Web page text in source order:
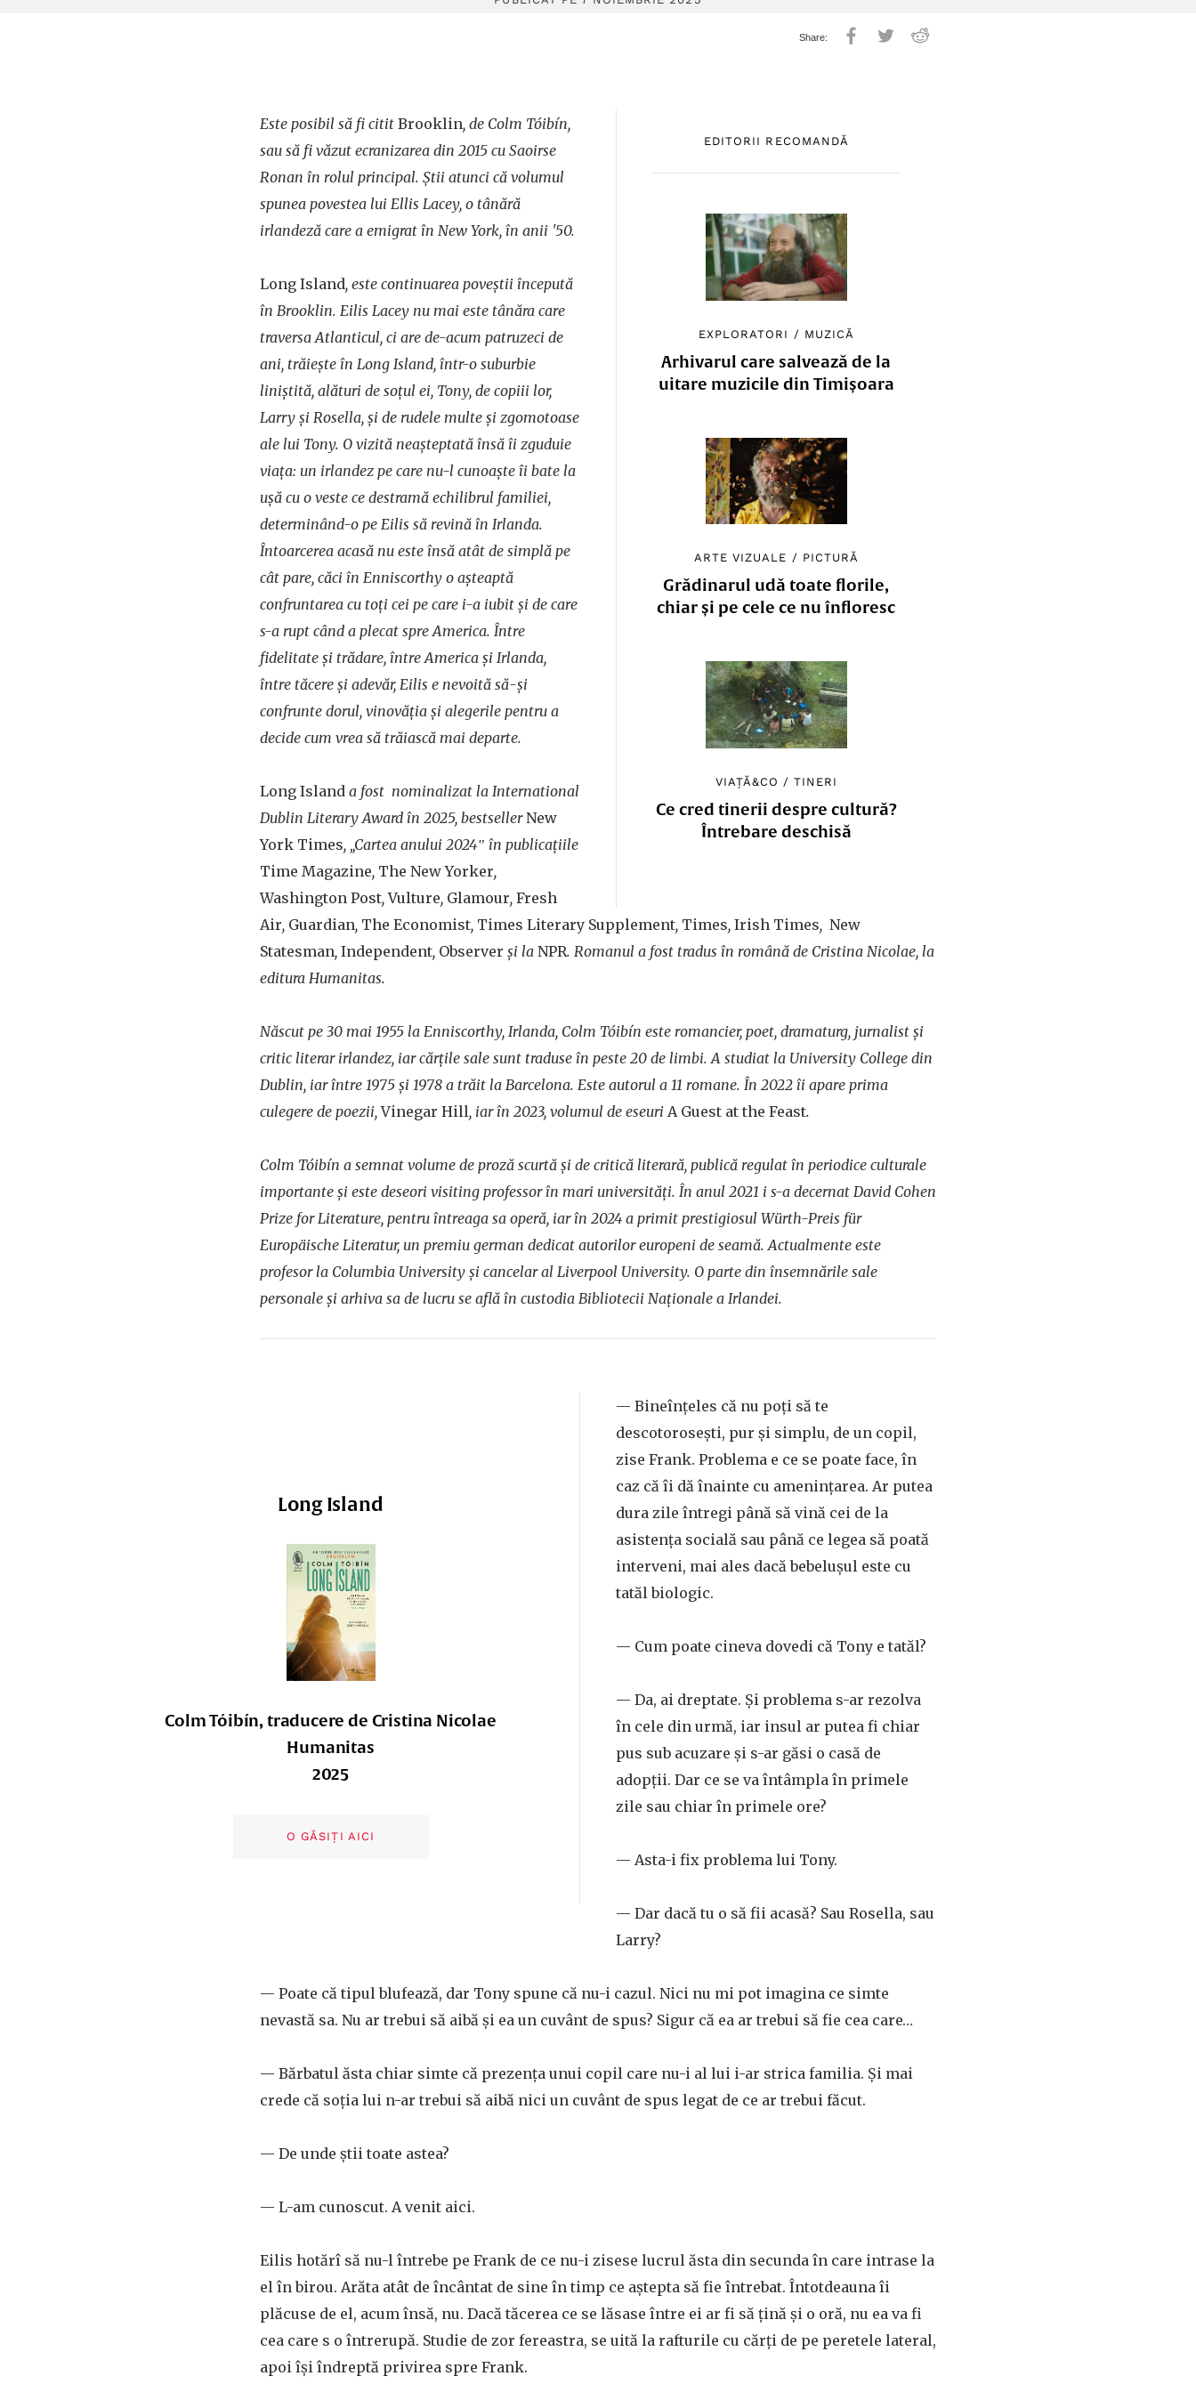
EDITORII RECOMANDĂ
EXPLORATORI / MUZICĂ
Arhivarul care salvează de la
uitare muzicile din Timișoara
ARTE VIZUALE / PICTURĂ
Grădinarul udă toate florile,
chiar și pe cele ce nu înfloresc
VIAȚĂ&CO /TINERI
Ce cred tinerii despre cultură?
Întrebare deschisă
Este posibil să fi citit Brooklin, de Colm Tóibín,
sau să fi văzut ecranizarea din 2015 cu Saoirse
Ronan în rolul principal. Știi atunci că volumul
spunea povestea lui Ellis Lacey, o tânără
irlandeză care a emigrat în New York, în anii '50.
Long Island, este continuarea poveștii începută
în Brooklin. Eilis Lacey nu mai este tânăra care
traversa Atlanticul, ci are de-acum patruzeci de
ani, trăiește în Long Island, într-o suburbie
liniștită, alături de soțul ei, Tony, de copiii lor,
Larry și Rosella, și de rudele multe și zgomotoase
ale lui Tony. O vizită neașteptată însă îi zguduie
viața: un irlandez pe care nu-l cunoaște îi bate la
ușă cu o veste ce destramă echilibrul familiei,
determinând-o pe Eilis să revină în Irlanda.
Întoarcerea acasă nu este însă atât de simplă pe
cât pare, căci în Enniscorthy o așteaptă
confruntarea cu toți cei pe care i-a iubit și de care
s-a rupt când a plecat spre America. Între
fidelitate și trădare, între America și Irlanda,
între tăcere și adevăr, Eilis e nevoită să-și
confrunte dorul, vinovăția și alegerile pentru a
decide cum vrea să trăiască mai departe.
Long Island a fost nominalizat la International
Dublin Literary Award în 2025, bestsellerNew
York Times, „Cartea anului 2024‟ în publicațiile
Time Magazine, The New Yorker,
Washington Post,Vulture, Glamour, Fresh
Air, Guardian, The Economist, Times Literary Supplement, Times, Irish Times, New
Statesman, Independent, Observer și la NPR. Romanul a fost tradus în română de Cristina Nicolae, la
editura Humanitas.
Născut pe 30 mai 1955 la Enniscorthy, Irlanda, Colm Tóibín este romancier, poet, dramaturg, jurnalist și
critic literar irlandez, iar cărțile sale sunt traduse în peste 20 de limbi. A studiat la University College din
Dublin, iar între 1975 și 1978 a trăit la Barcelona. Este autorul a 11 romane. În 2022 îi apare prima
culegere de poezii,Vinegar Hill, iar în 2023, volumul de eseuri A Guest at the Feast.
Colm Tóibín a semnat volume de proză scurtă și de critică literară, publică regulat în periodice culturale
importante și este deseori visiting professor în mari universități. În anul 2021 i s-a decernat David Cohen
Prize for Literature, pentru întreaga sa operă, iar în 2024 a primit prestigiosul Würth-Preis für
Europäische Literatur, un premiu german dedicat autorilor europeni de seamă. Actualmente este
profesor la Columbia University și cancelar al Liverpool University. O parte din însemnările sale
personale și arhiva sa de lucru se află în custodia Bibliotecii Naționale a Irlandei.
Long Island
Colm Tóibín, traducere de Cristina Nicolae
Humanitas
2025
O GĂSIȚI AICI
— Bineînțeles că nu poți să te
descotorosești, pur și simplu, de un copil,
zise Frank. Problema e ce se poate face, în
caz că îi dă înainte cu amenințarea. Ar putea
dura zile întregi până să vină cei de la
asistența socială sau până ce legea să poată
interveni, mai ales dacă bebelușul este cu
tatăl biologic.
— Cum poate cineva dovedi că Tony e tatăl?
— Da, ai dreptate. Și problema s-ar rezolva
în cele din urmă, iar insul ar putea fi chiar
pus sub acuzare și s-ar găsi o casă de
adopții. Dar ce se va întâmpla în primele
zile sau chiar în primele ore?
— Asta-i fix problema lui Tony.
— Dar dacă tu o să fii acasă? Sau Rosella, sau
Larry?
— Poate că tipul blufează, dar Tony spune că nu-i cazul. Nici nu mi pot imagina ce simte
nevastă sa. Nu ar trebui să aibă și ea un cuvânt de spus? Sigur că ea ar trebui să fie cea care…
— Bărbatul ăsta chiar simte că prezența unui copil care nu-i al lui i-ar strica familia. Și mai
crede că soția lui n-ar trebui să aibă nici un cuvânt de spus legat de ce ar trebui făcut.
— De unde știi toate astea?
— L-am cunoscut. A venit aici.
Eilis hotărî să nu-l întrebe pe Frank de ce nu-i zisese lucrul ăsta din secunda în care intrase la
el în birou. Arăta atât de încântat de sine în timp ce aștepta să fie întrebat. Întotdeauna îi
plăcuse de el, acum însă, nu. Dacă tăcerea ce se lăsase între ei ar fi să țină și o oră, nu ea va fi
cea care s o întrerupă. Studie de zor fereastra, se uită la rafturile cu cărți de pe peretele lateral,
apoi își îndreptă privirea spre Frank.